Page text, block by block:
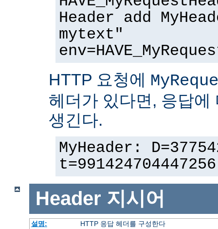
Header add
mytext"
HTTP 요청에
헤더가 있다면, 응답에
생긴다.
MyHeader:
Header 지시어
설명:
HTTP 응답 헤더를 구성한다